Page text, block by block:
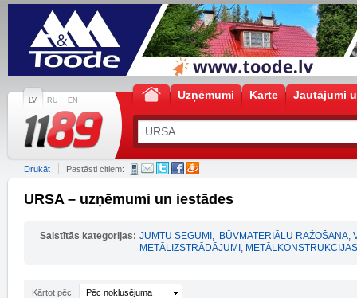
LV RU EN Uzņēmumi Karte Jautājumi
Drukāt Pastāsti citiem:
URSA – uzņēmumi un iestādes
Saistītās kategorijas: JUMTU SEGUMI , BŪVMATERIĀLU RAŽOŠANA,
METĀLIZSTRĀDĀJUMI, METĀLKONSTRUKCIJAS
Kārtot pēc: Pēc noklusējuma